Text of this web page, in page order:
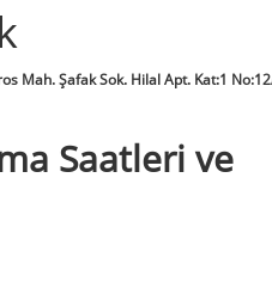
Mah. Şafak Sok. Hilal Apt. Kat:1
Saatleri ve